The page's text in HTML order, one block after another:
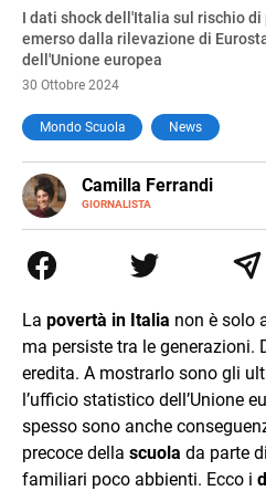
I dati shock dell'Italia sul rischio di
emerso dalla rilevazione di
dell'Unione europea
30 Ottobre 2024
Mondo Scuola News
Camilla Ferrandi
GIORNALISTA
E-
MAIL
LINKEDIN
di trasformare la
da lì non mi sono più
mente.
La povertà in Italia non è solo
ma persiste tra le generazioni.
eredita. A mostrarlo sono gli
l’ufficio statistico dell’Unione
spesso sono anche
precoce della scuola da parte
familiari poco abbienti. Ecco i